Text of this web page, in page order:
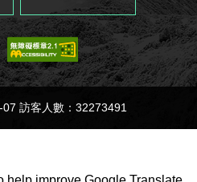
訪客人數：32273491